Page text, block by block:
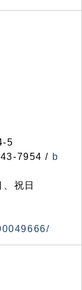
5
7954 / b
祝日